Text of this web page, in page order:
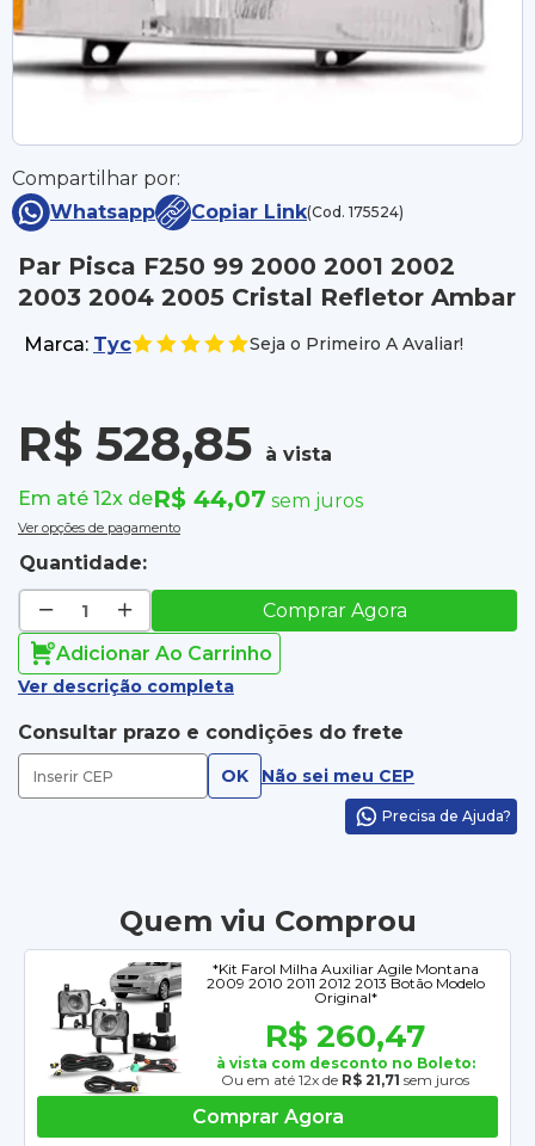
Compartilhar por:
Whatsapp
Copiar Link(Cod. 175524)
Par Pisca F250 99 2000 2001 2002
2003 2004 2005 Cristal Refletor Ambar
Marca: Tyc Seja o Primeiro A Avaliar!
R$ 528,85
à vista
Em até 12x deR$ 44,07 sem juros
Ver opções de pagamento
Quantidade:
Comprar Agora
Adicionar Ao Carrinho
Ver descrição completa
Consultar prazo e condições do frete
OK Não sei meu CEP
Precisa de Ajuda?
Quem viu Comprou
*Kit Farol Milha Auxiliar Agile Montana
2009 2010 2011 2012 2013 Botão Modelo
Original*
R$ 260,47
à vista com desconto no Boleto:
Ou em até 12x de R$ 21,71 sem juros
Comprar Agora